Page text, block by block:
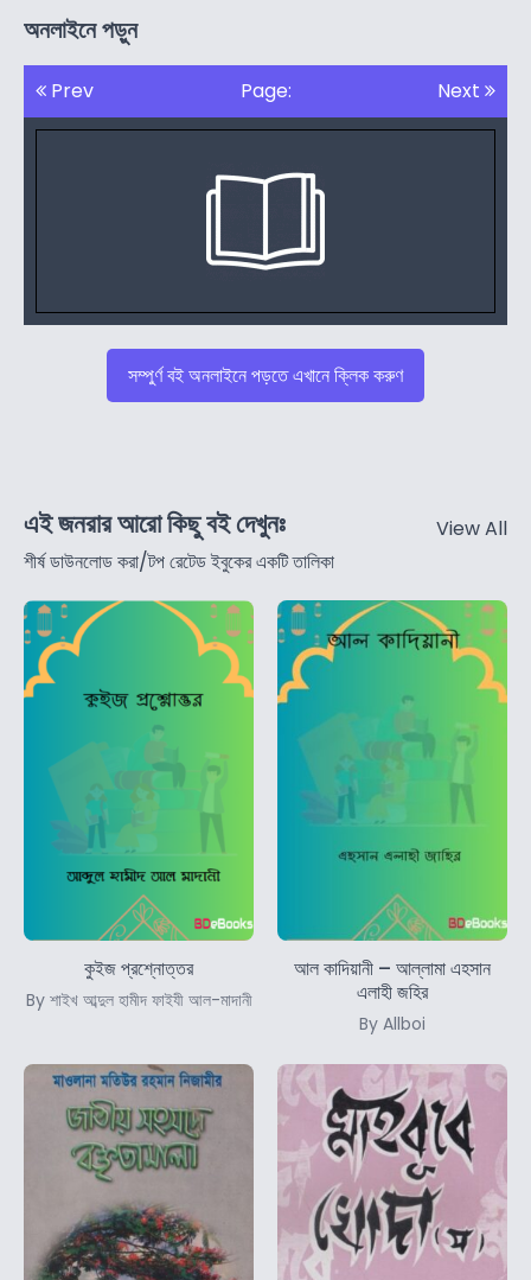
অনলাইনে পড়ুন
Prev Page: Next
সম্পুর্ণ বই অনলাইনে পড়তে এখানে ক্লিক করুণ
এই জনরার আরো কিছু বই দেখুনঃ
শীর্ষ ডাউনলোড করা/টপ রেটেড ইবুকের একটি তালিকা
View All
কুইজ প্রশ্নোত্তর
By শাইখ আব্দুল হামীদ ফাইযী আল-মাদানী
আল কাদিয়ানী – আল্লামা এহসান
এলাহী জহির
By Allboi